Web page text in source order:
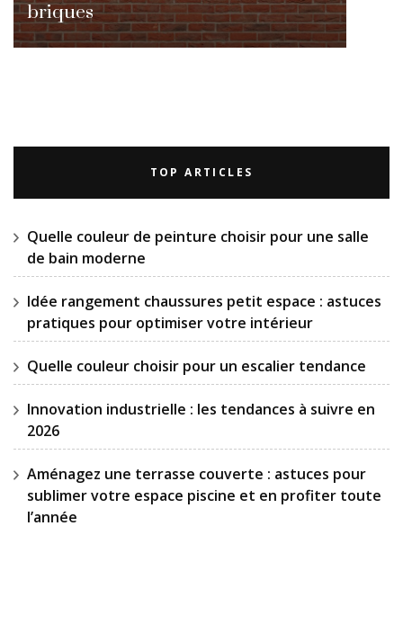
briques
TOP ARTICLES
Quelle couleur de peinture choisir pour une salle
de bain moderne
Idée rangement chaussures petit espace : astuces
pratiques pour optimiser votre intérieur
Quelle couleur choisir pour un escalier tendance
Innovation industrielle : les tendances à suivre en
2026
Aménagez une terrasse couverte : astuces pour
sublimer votre espace piscine et en profiter toute
l’année